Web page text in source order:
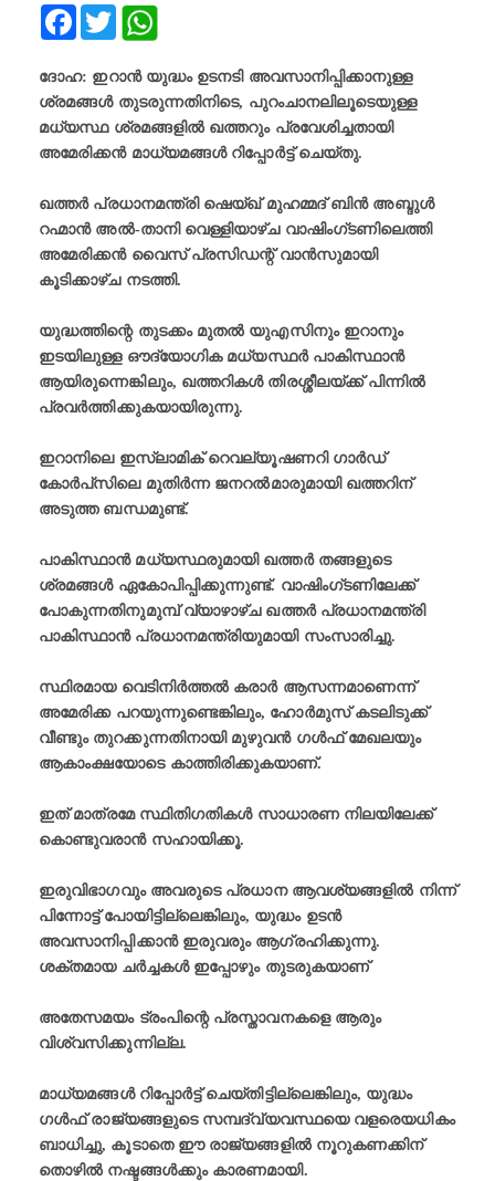
FacebookTwitter
ദോഹ: ഇറാൻ യുദ്ധം ഉടനടി അവസാനിപ്പിക്കാനുള്ള
ശ്രമങ്ങൾ തുടരുന്നതിനിടെ, പുറംചാനലിലൂടെയുള്ള
മധ്യസ്ഥ ശ്രമങ്ങളിൽ ഖത്തറും പ്രവേശിച്ചതായി
അമേരിക്കൻ മാധ്യമങ്ങൾ റിപ്പോർട്ട് ചെയ്തു.
ഖത്തർ പ്രധാനമന്ത്രി ഷെയ്ഖ് മുഹമ്മദ് ബിൻ അബ്ദുൾ
റഹ്മാൻ അൽ-താനി വെള്ളിയാഴ്ച വാഷിംഗ്ടണിലെത്തി
അമേരിക്കൻ വൈസ് പ്രസിഡന്റ് വാൻസുമായി
കൂടിക്കാഴ്ച നടത്തി.
യുദ്ധത്തിന്റെ തുടക്കം മുതൽ യുഎസിനും ഇറാനും
ഇടയിലുള്ള ഔദ്യോഗിക മധ്യസ്ഥർ പാകിസ്ഥാൻ
ആയിരുന്നെങ്കിലും, ഖത്തറികൾ തിരശ്ശീലയ്ക്ക് പിന്നിൽ
പ്രവർത്തിക്കുകയായിരുന്നു.
ഇറാനിലെ ഇസ്ലാമിക് റെവല്യൂഷണറി ഗാർഡ്
കോർപ്‌സിലെ മുതിർന്ന ജനറൽമാരുമായി ഖത്തറിന്
അടുത്ത ബന്ധമുണ്ട്.
പാകിസ്ഥാൻ മധ്യസ്ഥരുമായി ഖത്തർ തങ്ങളുടെ
ശ്രമങ്ങൾ ഏകോപിപ്പിക്കുന്നുണ്ട്. വാഷിംഗ്ടണിലേക്ക്
പോകുന്നതിനുമുമ്പ് വ്യാഴാഴ്ച ഖത്തർ പ്രധാനമന്ത്രി
പാകിസ്ഥാൻ പ്രധാനമന്ത്രിയുമായി സംസാരിച്ചു.
സ്ഥിരമായ വെടിനിർത്തൽ കരാർ ആസന്നമാണെന്ന്
അമേരിക്ക പറയുന്നുണ്ടെങ്കിലും, ഹോർമുസ് കടലിടുക്ക്
വീണ്ടും തുറക്കുന്നതിനായി മുഴുവൻ ഗൾഫ് മേഖലയും
ആകാംക്ഷയോടെ കാത്തിരിക്കുകയാണ്.
ഇത് മാത്രമേ സ്ഥിതിഗതികൾ സാധാരണ നിലയിലേക്ക്
കൊണ്ടുവരാൻ സഹായിക്കൂ.
ഇരുവിഭാഗവും അവരുടെ പ്രധാന ആവശ്യങ്ങളിൽ നിന്ന്
പിന്നോട്ട് പോയിട്ടില്ലെങ്കിലും, യുദ്ധം ഉടൻ
അവസാനിപ്പിക്കാൻ ഇരുവരും ആഗ്രഹിക്കുന്നു.
ശക്തമായ ചർച്ചകൾ ഇപ്പോഴും തുടരുകയാണ്
അതേസമയം ട്രംപിന്റെ പ്രസ്താവനകളെ ആരും
വിശ്വസിക്കുന്നില്ല.
മാധ്യമങ്ങൾ റിപ്പോർട്ട് ചെയ്തിട്ടില്ലെങ്കിലും, യുദ്ധം
ഗൾഫ് രാജ്യങ്ങളുടെ സമ്പദ്‌വ്യവസ്ഥയെ വളരെയധികം
ബാധിച്ചു, കൂടാതെ ഈ രാജ്യങ്ങളിൽ നൂറുകണക്കിന്
തൊഴിൽ നഷ്ടങ്ങൾക്കും കാരണമായി.